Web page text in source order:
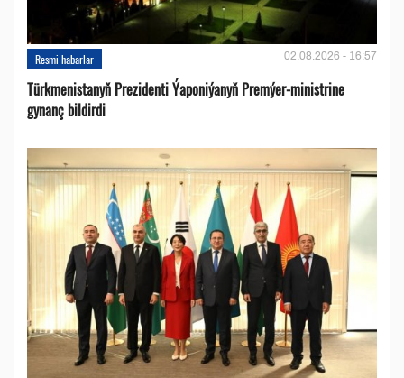
Resmi habarlar 02.08.2026 - 16:57
Türkmenistanyň Prezidenti Ýaponiýanyň Premýer-ministrine
gynanç bildirdi